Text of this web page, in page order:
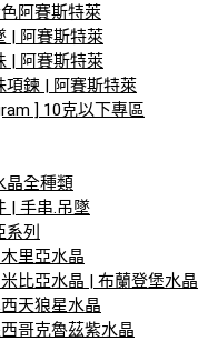
阿賽斯特萊
| 阿賽斯特萊
| 阿賽斯特萊
項鍊 | 阿賽斯特萊
] 10克以下專區
晶全種類
| 手串.吊墜
列
里亞水晶
比亞水晶 | 布蘭登堡水晶
西天狼星水晶
哥克魯茲紫水晶